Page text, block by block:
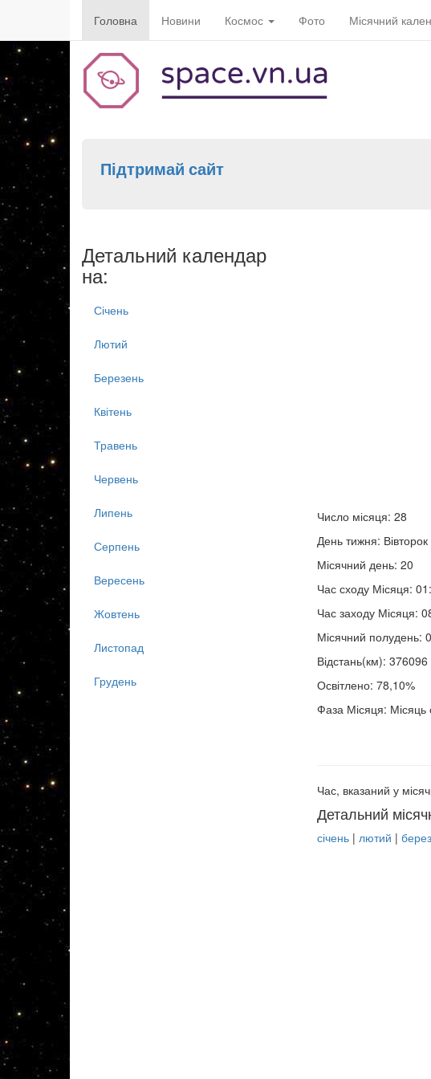
Головна Новини Космос Фото Місячний
Підтримай сайт
Число місяця: 28
День тижня: Вівторок
Місячний день: 20
Час сходу Місяця:
Час заходу Місяця:
Місячний полудень:
Відстань(км): 376096
Освітлено: 78,10%
Фаза Місяця: Місяць
Час, вказаний у
Детальний
січень| лютий |
Детальний календар
на:
Січень
Лютий
Березень
Квітень
Травень
Червень
Липень
Серпень
Вересень
Жовтень
Листопад
Грудень